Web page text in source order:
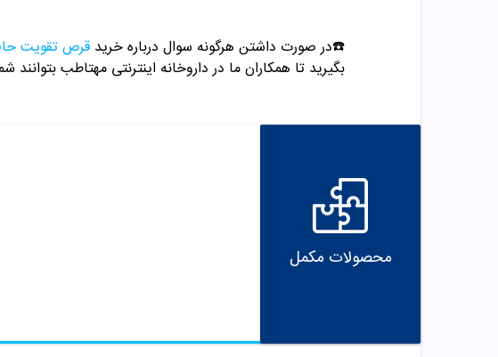
☎️در صورت داشتن هرگونه سوال درباره خرید قرص تقویت
بگیرید تا همکاران ما در داروخانه اینترنتی مهتاطب بتوانند
محصولات مکمل